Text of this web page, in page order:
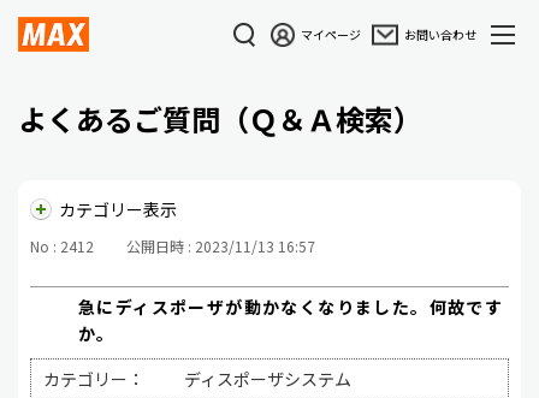
マイページ お問い合わせ
よくあるご質問（Ｑ＆Ａ検索）
カテゴリー表示
No : 2412 公開日時 : 2023/11/13 16:57
急にディスポーザが動かなくなりました。何故です
か。
カテゴリー：
ディスポーザシステム